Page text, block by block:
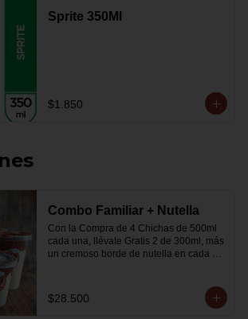
Sprite 350Ml
$1.850
Combo Familiar + Nutella
Con la Compra de 4 Chichas de 500ml
cada una, llévate Gratis 2 de 300ml, más
un cremoso borde de nutella en cada
$28.500